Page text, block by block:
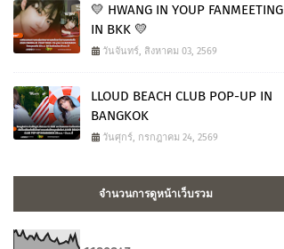
💛 HWANG IN YOUP FANMEETING
IN BKK 💛
วันจันทร์, สิงหาคม 03, 2569
LLOUD BEACH CLUB POP-UP IN
BANGKOK
วันศุกร์, กรกฎาคม 24, 2569
จำนวนการดูหน้าเว็บรวม